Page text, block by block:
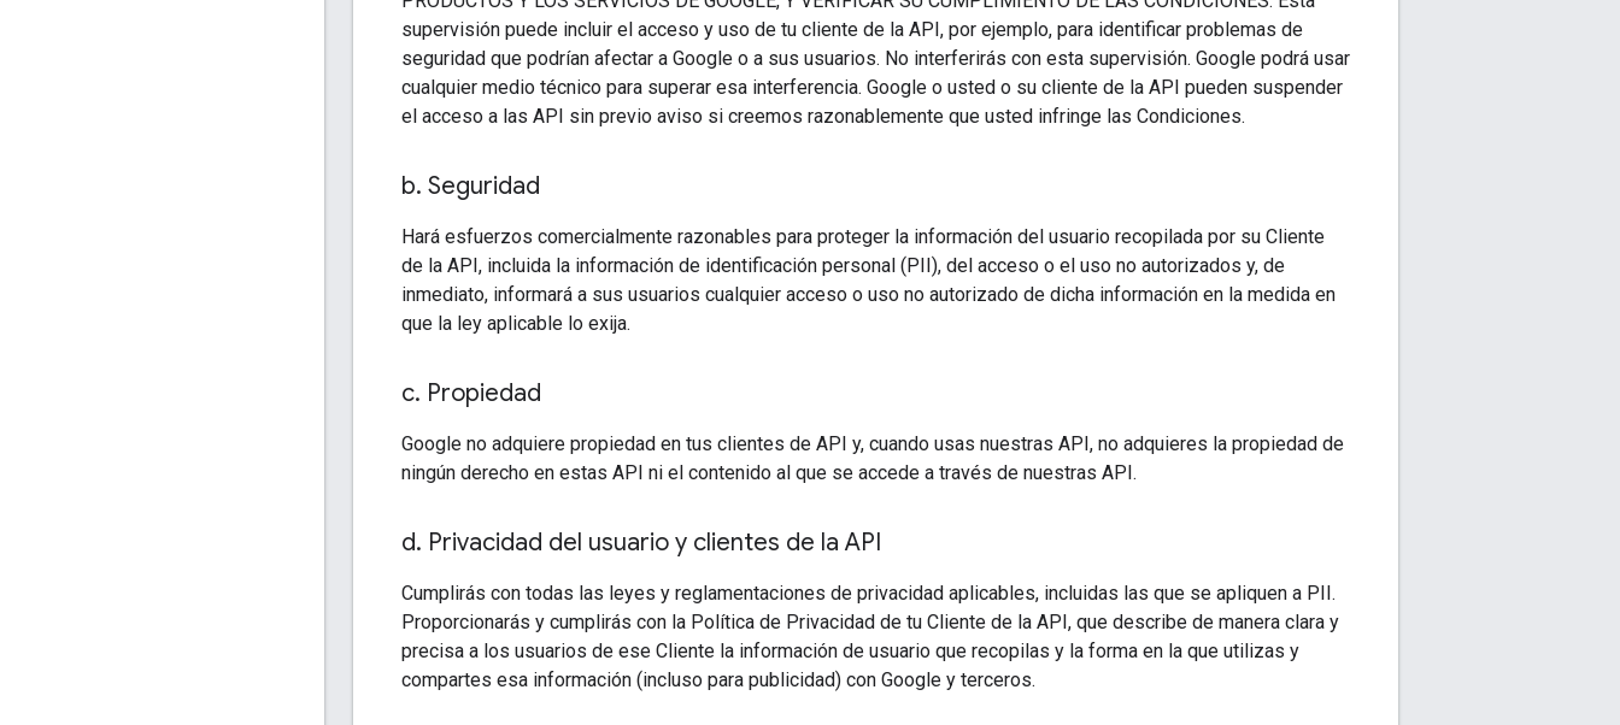
supervisión puede incluir el acceso y uso de tu cliente de la API, por ejemplo, para identificar problemas de
seguridad que podrían afectar a Google o a sus usuarios. No interferirás con esta supervisión. Google podrá usar
cualquier medio técnico para superar esa interferencia. Google o usted o su cliente de la API pueden suspender
el acceso a las API sin previo aviso si creemos razonablemente que usted infringe las Condiciones.
b. Seguridad
Hará esfuerzos comercialmente razonables para proteger la información del usuario recopilada por su Cliente
de la API, incluida la información de identificación personal (PII), del acceso o el uso no autorizados y, de
inmediato, informará a sus usuarios cualquier acceso o uso no autorizado de dicha información en la medida en
que la ley aplicable lo exija.
c. Propiedad
Google no adquiere propiedad en tus clientes de API y, cuando usas nuestras API, no adquieres la propiedad de
ningún derecho en estas API ni el contenido al que se accede a través de nuestras API.
d. Privacidad del usuario y clientes de la API
Cumplirás con todas las leyes y reglamentaciones de privacidad aplicables, incluidas las que se apliquen a PII.
Proporcionarás y cumplirás con la Política de Privacidad de tu Cliente de la API, que describe de manera clara y
precisa a los usuarios de ese Cliente la información de usuario que recopilas y la forma en la que utilizas y
compartes esa información (incluso para publicidad) con Google y terceros.